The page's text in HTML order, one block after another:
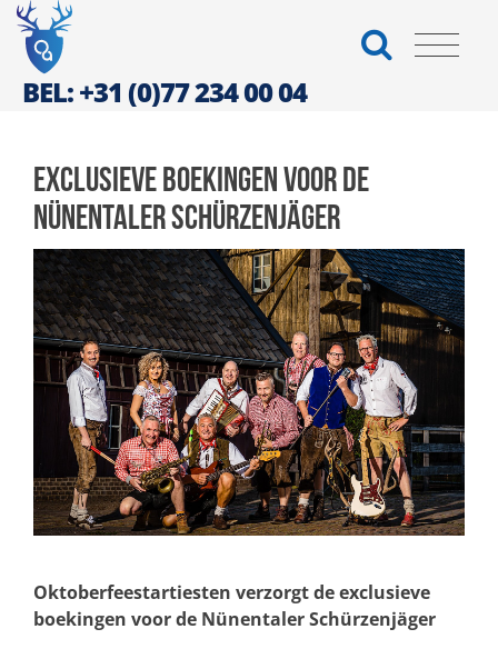
BEL: +31 (0)77 234 00 04
Exclusieve boekingen voor de
Nünentaler Schürzenjäger
Oktoberfeestartiesten verzorgt de exclusieve
boekingen voor de Nünentaler Schürzenjäger